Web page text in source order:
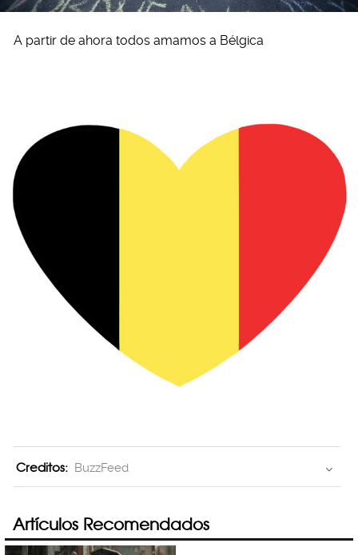
A partir de ahora todos amamos a Bélgica
Creditos: BuzzFeed
Artículos Recomendados